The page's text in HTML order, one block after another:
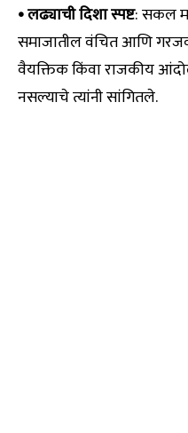
• लढ्याची दिशा स्पष्ट: सकल
समाजातील वंचित आणि
वैयक्तिक किंवा राजकीय
नसल्याचे त्यांनी सांगितले.